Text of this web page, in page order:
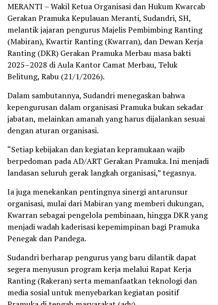
MERANTI – Wakil Ketua Organisasi dan Hukum Kwarcab
Gerakan Pramuka Kepulauan Meranti, Sudandri, SH,
melantik jajaran pengurus Majelis Pembimbing Ranting
(Mabiran), Kwartir Ranting (Kwarran), dan Dewan Kerja
Ranting (DKR) Gerakan Pramuka Merbau masa bakti
2025–2028 di Aula Kantor Camat Merbau, Teluk
Belitung, Rabu (21/1/2026).
Dalam sambutannya, Sudandri menegaskan bahwa
kepengurusan dalam organisasi Pramuka bukan sekadar
jabatan, melainkan amanah yang harus dijalankan sesuai
dengan aturan organisasi.
“Setiap kebijakan dan kegiatan kepramukaan wajib
berpedoman pada AD/ART Gerakan Pramuka. Ini menjadi
landasan seluruh gerak langkah organisasi,” tegasnya.
Ia juga menekankan pentingnya sinergi antarunsur
organisasi, mulai dari Mabiran yang memberi dukungan,
Kwarran sebagai pengelola pembinaan, hingga DKR yang
menjadi wadah kaderisasi kepemimpinan bagi Pramuka
Penegak dan Pandega.
Sudandri berharap pengurus yang baru dilantik dapat
segera menyusun program kerja melalui Rapat Kerja
Ranting (Rakeran) serta memanfaatkan teknologi dan
media sosial untuk menyebarkan kegiatan positif